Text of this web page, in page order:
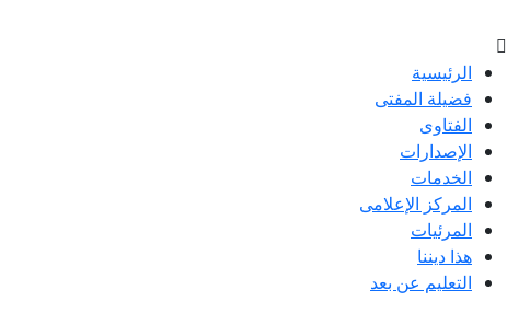
الرئيسية
فضيلة المفتى
الفتاوى
الإصدارات
الخدمات
المركز الإعلامى
المرئيات
هذا ديننا
التعليم عن بعد